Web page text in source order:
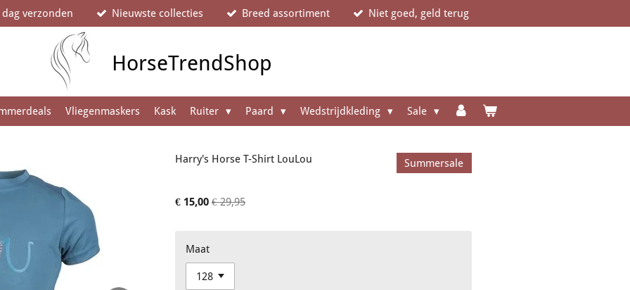
verzonden Nieuwste collecties Breed assortiment Niet goed, geld terug
HorseTrendShop
Vliegenmaskers Kask Ruiter Paard Wedstrijdkleding Sale
Harry's Horse T-Shirt LouLou Summersale
€ 15,00 € 29,95
Maat